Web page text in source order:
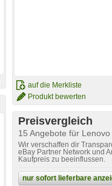
auf die Merkliste
Produkt bewerten
Preisvergleich
15 Angebote für
Wir verschaffen dir
eBay Partner Network und
Kaufpreis zu beeinflussen.
nur sofort lieferbare